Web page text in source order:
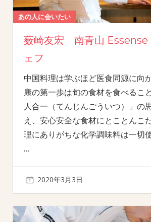
あの人に会いたい
薮崎友宏 南青山 Essense
ェフ
中国料理は学ぶほど医食同源に向
康の第一歩は旬の食材を食べるこ
人合一（てんじんごういつ）」の
え、安心安全な食材にとことんこ
理にありがちな化学調味料は一切
…
2020年3月3日